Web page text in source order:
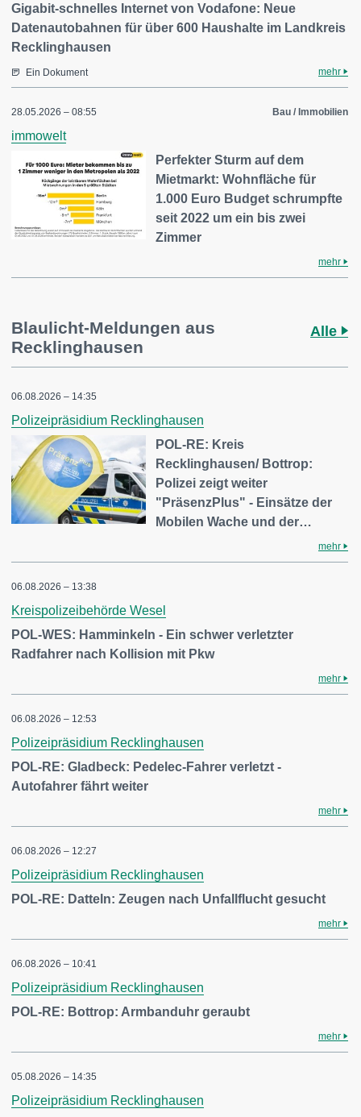
Gigabit-schnelles Internet von Vodafone: Neue
Datenautobahnen für über 600 Haushalte im Landkreis
Recklinghausen
Ein Dokument mehr
28.05.2026 – 08:55 Bau / Immobilien
immowelt
Perfekter Sturm auf dem
Mietmarkt: Wohnfläche für
1.000 Euro Budget schrumpfte
seit 2022 um ein bis zwei
Zimmer
mehr
Blaulicht-Meldungen aus
Recklinghausen
Alle
06.08.2026 – 14:35
Polizeipräsidium Recklinghausen
POL-RE: Kreis
Recklinghausen/ Bottrop:
Polizei zeigt weiter
"PräsenzPlus" - Einsätze der
Mobilen Wache und der…
mehr
06.08.2026 – 13:38
Kreispolizeibehörde Wesel
POL-WES: Hamminkeln - Ein schwer verletzter
Radfahrer nach Kollision mit Pkw
mehr
06.08.2026 – 12:53
Polizeipräsidium Recklinghausen
POL-RE: Gladbeck: Pedelec-Fahrer verletzt -
Autofahrer fährt weiter
mehr
06.08.2026 – 12:27
Polizeipräsidium Recklinghausen
POL-RE: Datteln: Zeugen nach Unfallflucht gesucht
mehr
06.08.2026 – 10:41
Polizeipräsidium Recklinghausen
POL-RE: Bottrop: Armbanduhr geraubt
mehr
05.08.2026 – 14:35
Polizeipräsidium Recklinghausen